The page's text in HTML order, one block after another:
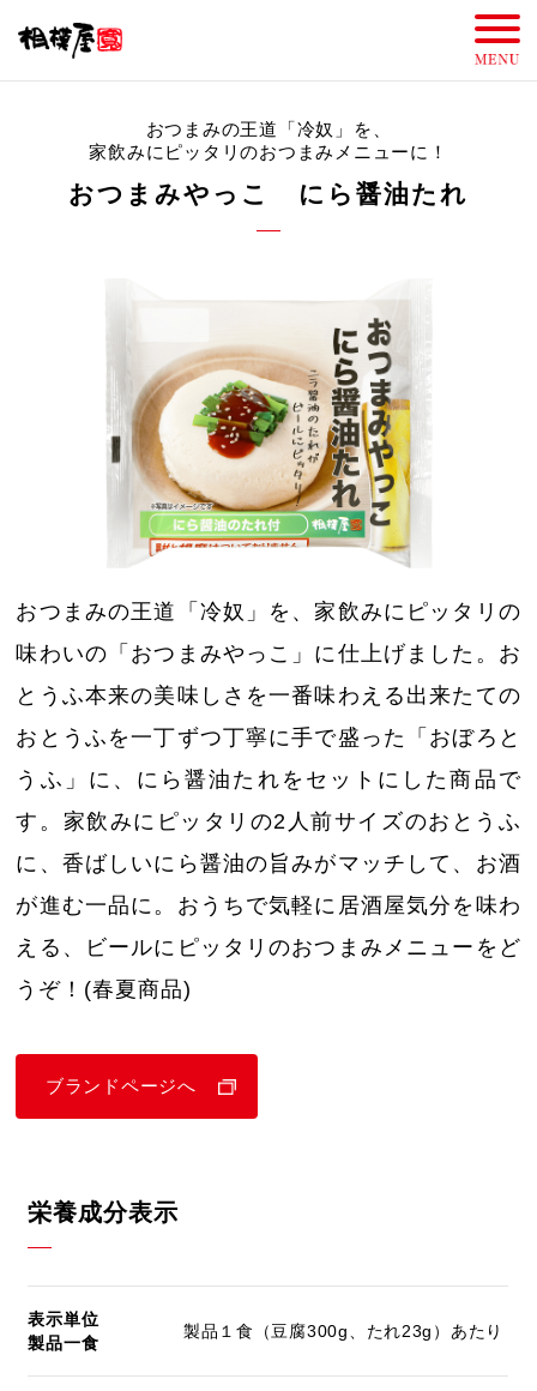
おつまみの王道「冷奴」を、
家飲みにピッタリのおつまみメニューに！
おつまみやっこ にら醤油たれ
おつまみの王道「冷奴」を、家飲みにピッタリの
味わいの「おつまみやっこ」に仕上げました。お
とうふ本来の美味しさを一番味わえる出来たての
おとうふを一丁ずつ丁寧に手で盛った「おぼろと
うふ」に、にら醤油たれをセットにした商品で
す。家飲みにピッタリの2人前サイズのおとうふ
に、香ばしいにら醤油の旨みがマッチして、お酒
が進む一品に。おうちで気軽に居酒屋気分を味わ
える、ビールにピッタリのおつまみメニューをど
うぞ！(春夏商品)
ブランドページへ
栄養成分表示
表示単位
製品一食
製品１食（豆腐300g、たれ23g）あたり